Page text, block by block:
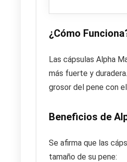
¿Cómo
Las cápsulas Alpha
más fuerte y
grosor del pene con
Beneficios de
Se afirma que las
tamaño de su pene: